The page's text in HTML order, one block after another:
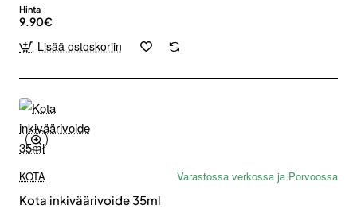
Hinta
9.90€
Lisää ostoskoriin
KOTA
Varastossa verkossa ja Porvoossa
Kota inkiväärivoide 35ml